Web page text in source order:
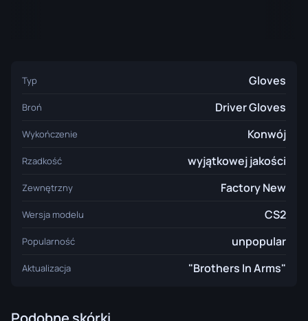
Typ Gloves
Broń Driver Gloves
Wykończenie Konwój
Rzadkość wyjątkowej jakości
Zewnętrzny Factory New
Wersja modelu CS2
Popularność unpopular
Aktualizacja "Brothers In Arms"